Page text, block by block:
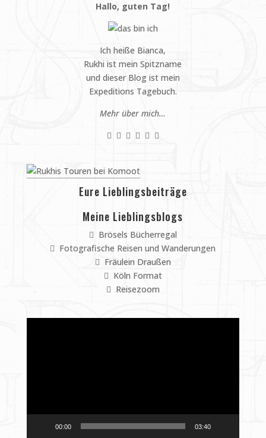
Hallo, guten Tag!
Ich heiße Bianca,
Rukhi ist mein Spitzname
und dieser Blog ist mein
Expeditions Tagebuch.
Mehr über mich…
Eure Lieblingsbeiträge
Meine Lieblingsblogs
Brösels Bücherregal
Fotografische Reisen und Wanderungen
Fräulein Draußen
Köln Format
Reisezoom
00:00 03:40